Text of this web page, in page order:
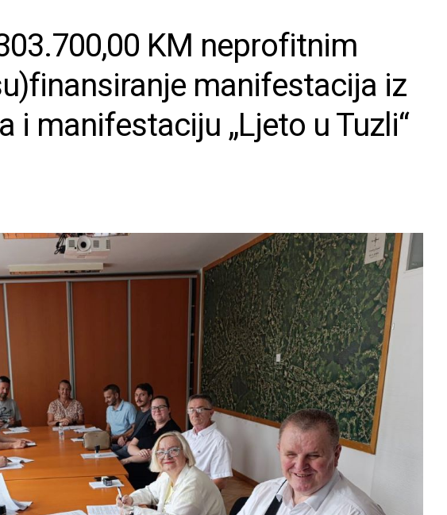
KM neprofitnim
manifestacija iz
i manifestaciju „Ljeto u Tuzli“